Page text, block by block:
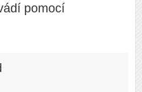
pomocí